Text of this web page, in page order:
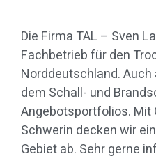
Die Firma TAL – Sven
Fachbetrieb für den
Norddeutschland.
dem Schall- und
Angebotsportfolios.
Schwerin decken wir
Gebiet ab. Sehr gerne